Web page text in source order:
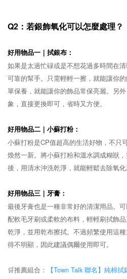
Q2：若銀飾氧化可以怎麼處理？
好用物品一｜拭銀布：
如果是太過忙碌或是不想花過多時間在
可靠的幫手。只需輕輕一擦，就能讓你
單保養，就能讓你的飾品常保亮麗。另
象，直接更換即可，省時又方便。
好用物品二｜小蘇打粉：
小蘇打粉是CP值超高的生活好物，不只
煥然一新。將小蘇打粉和溫水調成糊狀
後，用清水沖洗乾淨，就能輕鬆去除氧化
好用物品三｜牙膏：
最後牙膏也是一種非常好的清潔用品。
配軟毛牙刷或柔軟的布料，輕輕刷拭飾
乾淨，並用乾布擦拭。不過頻繁使用這
得不明顯，因此建議偶爾使用即可。
🛒推薦組合：
【Town Talk 聯名】純棉